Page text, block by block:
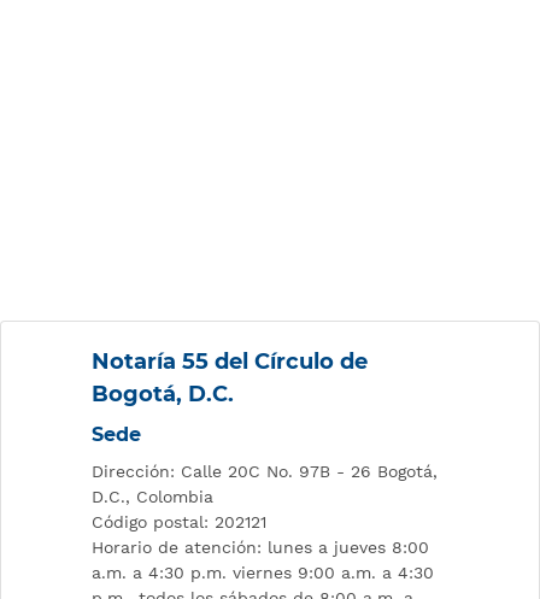
Notaría 55 del Círculo de
Bogotá, D.C.
Sede
Dirección: Calle 20C No. 97B - 26 Bogotá,
D.C., Colombia
Código postal: 202121
Horario de atención: lunes a jueves 8:00
a.m. a 4:30 p.m. viernes 9:00 a.m. a 4:30